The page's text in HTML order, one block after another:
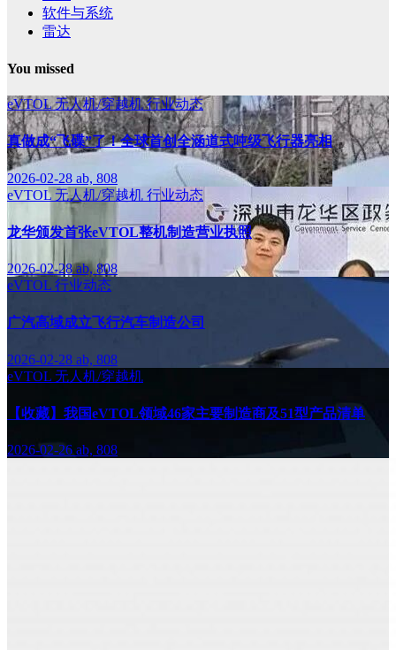
软件与系统
雷达
You missed
eVTOL无人机/穿越机行业动态
真做成“飞碟”了！全球首创全涵道式吨级飞行器亮相
2026-02-28 ab, 808
eVTOL 无人机/穿越机 行业动态
龙华颁发首张eVTOL整机制造营业执照
2026-02-28ab, 808
eVTOL 行业动态
广汽高域成立飞行汽车制造公司
2026-02-28 ab, 808
eVTOL 无人机/穿越机
【收藏】我国eVTOL领域46家主要制造商及51型产品清单
2026-02-26 ab, 808